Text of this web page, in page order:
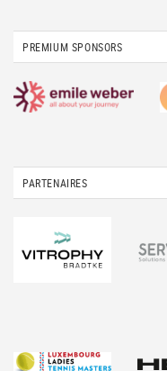
PREMIUM SPONSORS
PARTENAIRES